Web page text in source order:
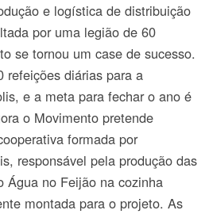
e logística de distribuição
por uma legião de 60
se tornou um case de sucesso.
refeições diárias para a
e a meta para fechar o ano é
o Movimento pretende
formada por
responsável pela produção das
Água no Feijão na cozinha
montada para o projeto. As